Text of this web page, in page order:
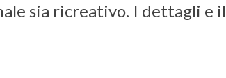
sia ricreativo. I dettagli e il